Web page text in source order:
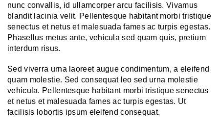
nunc convallis, id ullamcorper arcu facilisis. Vivamus
blandit lacinia velit. Pellentesque habitant morbi tristique
senectus et netus et malesuada fames ac turpis egestas.
Phasellus metus ante, vehicula sed quam quis, pretium
interdum risus.
Sed viverra urna laoreet augue condimentum, a eleifend
quam molestie. Sed consequat leo sed urna molestie
vehicula. Pellentesque habitant morbi tristique senectus
et netus et malesuada fames ac turpis egestas. Ut
facilisis lobortis ipsum eleifend consequat.